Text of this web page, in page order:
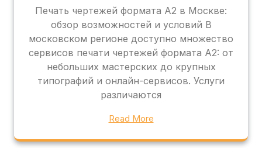
Печать чертежей формата А2 в Москве:
обзор возможностей и условий В
московском регионе доступно множество
сервисов печати чертежей формата А2: от
небольших мастерских до крупных
типографий и онлайн-сервисов. Услуги
различаются
Read More